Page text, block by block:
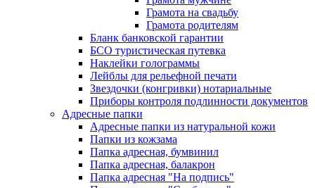
Грамота на свадьбу
Грамота родителям
Бланк банковской гарантии
БСО туристическая путевка
Наклейки голограммы
Лейблы для рельефной печати
Звездочки (конгривки) нотариальные
Приборы контроля подлинности документов
Адресные папки
Адресные папки из натуральной кожи
Папки из кожзама
Папка адресная, бумвинил
Папка адресная, балакрон
Папка адресная "На подпись"